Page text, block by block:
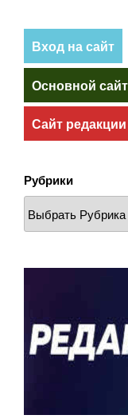
Вход на сайт
Основной сайт
Сайт редакции
Рубрики